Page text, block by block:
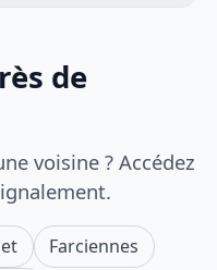
de
voisine ? Accédez
Farciennes